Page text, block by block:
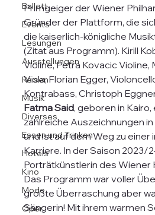
Ballett
Events
Lesungen
Ausstellungen
Reisen
Musik
Diverses
Essen und Trinken
Hotels
Kino
Mode
Oper
Primgeiger der Wiener
Gründer der Plattform, die
die kaiserlich-königliche
(Zitat aus Programm). Kirill
Violine, Petra Kovacic Violine,
Viola, Florian Egger,
Kontrabass, Christoph
Fatma Said, geboren in
zahlreiche Auszeichnungen
und ist auf dem Weg zu einer
Karriere. In der Saison 2023/
Porträtkünstlerin des Wiener
Das Programm war voller
größte Überraschung aber
Sängerin! Mit ihrem warmen